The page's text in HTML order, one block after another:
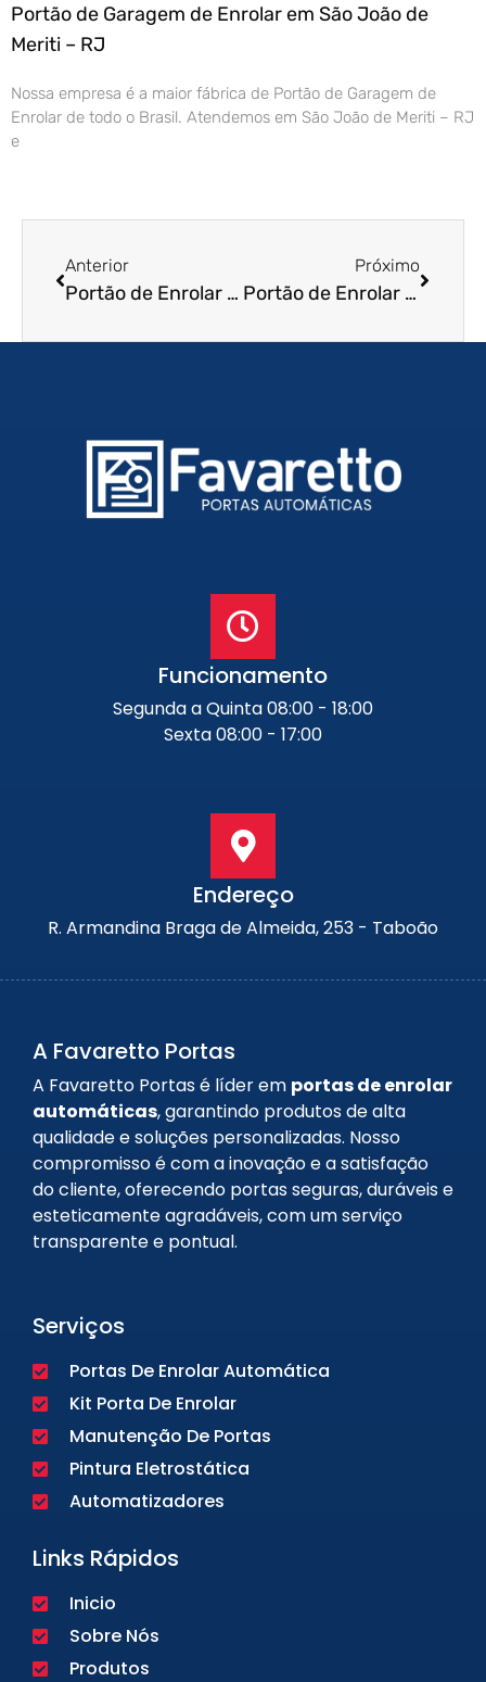
Portão de Garagem de Enrolar em São João de
Meriti – RJ
Nossa empresa é a maior fábrica de Portão de Garagem de
Enrolar de todo o Brasil. Atendemos em São João de Meriti – RJ
e
Anterior
Portão de Enrolar em Sumaré – SP
Próximo
Portão de Enrolar Residencial em Jundiaí – SP
Funcionamento
Segunda a Quinta 08:00 - 18:00
Sexta 08:00 - 17:00
Endereço
R. Armandina Braga de Almeida, 253 - Taboão
A Favaretto Portas
A Favaretto Portas é líder em portas de enrolar
automáticas, garantindo produtos de alta
qualidade e soluções personalizadas. Nosso
compromisso é com a inovação e a satisfação
do cliente, oferecendo portas seguras, duráveis e
esteticamente agradáveis, com um serviço
transparente e pontual.
Serviços
Portas De Enrolar Automática
Kit Porta De Enrolar
Manutenção De Portas
Pintura Eletrostática
Automatizadores
Links Rápidos
Inicio
Sobre Nós
Produtos